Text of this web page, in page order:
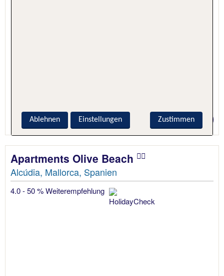
Preis p.P. ab 436 €
Apartments Olive Beach
Alcúdia, Mallorca, Spanien
4.0 - 50 % Weiterempfehlung
Zustimmen
Ablehnen Einstellungen